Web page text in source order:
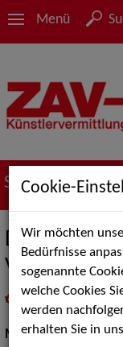
Menü
Suche nach
Dresdner
Video)
Musik:Pop, Rock &
Cookie-
Wir möchten
Bedürfnisse
sogenannte
welche Cookies
werden
erhalten Sie in